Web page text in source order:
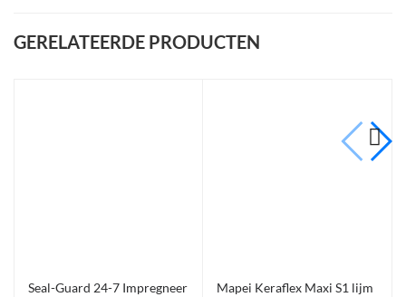
GERELATEERDE PRODUCTEN
Seal-Guard 24-7 Impregneer Mapei Keraflex Maxi S1 lijm